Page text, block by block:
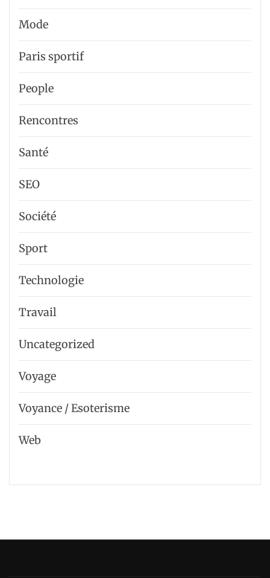
Mode
Paris sportif
People
Rencontres
Santé
SEO
Société
Sport
Technologie
Travail
Uncategorized
Voyage
Voyance / Esoterisme
Web